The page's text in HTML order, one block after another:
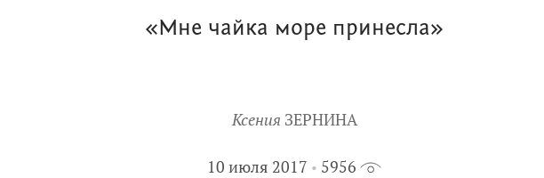
«Мне чайка море принесла»
Ксения ЗЕРНИНА
10 июля 2017 5956